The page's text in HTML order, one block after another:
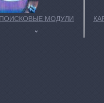
ПОИСКОВЫЕ МОДУЛИ